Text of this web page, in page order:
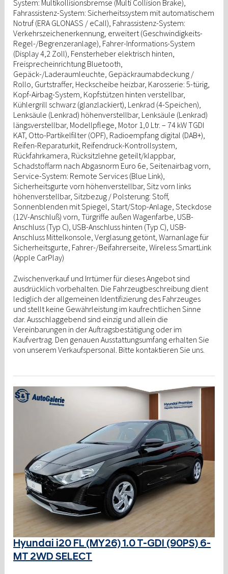
System: Multikollisionsbremse (Multi Collision Brake),
Fahrassistenz-System: Sicherheitssystem mit automatischem
Notruf (ERA GLONASS / eCall), Fahrassistenz-System:
Verkehrszeichenerkennung, erweitert (Geschwindigkeits-
Regel-/Begrenzeranlage), Fahrer-Informations-System
(Display 4,2 Zoll), Fensterheber elektrisch hinten,
Freisprecheinrichtung Bluetooth,
Gepäck-/Laderaumleuchte, Gepäckraumabdeckung /
Rollo, Gurtstraffer, Heckscheibe heizbar, Karosserie: 5-türig,
Kopf-Airbag-System, Kopfstützen hinten verstellbar,
Kühlergrill schwarz (glanzlackiert), Lenkrad (4-Speichen),
Lenksäule (Lenkrad) höhenverstellbar, Lenksäule (Lenkrad)
längsverstellbar, Modellpflege, Motor 1,0 Ltr. – 74 kW TGDI
KAT, Otto-Partikelfilter (OPF), Radioempfang digital (DAB+),
Reifen-Reparaturkit, Reifendruck-Kontrollsystem,
Rückfahrkamera, Rücksitzlehne geteilt/klappbar,
Schadstoffarm nach Abgasnorm Euro 6e, Seitenairbag vorn,
Service-System: Remote Services (Blue Link),
Sicherheitsgurte vorn höhenverstellbar, Sitz vorn links
höhenverstellbar, Sitzbezug / Polsterung: Stoff,
Sonnenblenden mit Spiegel, Start/Stop-Anlage, Steckdose
(12V-Anschluß) vorn, Türgriffe außen Wagenfarbe, USB-
Anschluss (Typ C), USB-Anschluss hinten (Typ C), USB-
Anschluss Mittelkonsole, Verglasung getönt, Warnanlage für
Sicherheitsgurte, Fahrer-/Beifahrerseite, Wireless SmartLink
(Apple CarPlay)
Zwischenverkauf und Irrtümer für dieses Angebot sind
ausdrücklich vorbehalten. Die Fahrzeugbeschreibung dient
lediglich der allgemeinen Identifizierung des Fahrzeuges
und stellt keine Gewährleistung im kaufrechtlichen Sinne
dar. Ausschlaggebend sind einzig und allein die
Vereinbarungen in der Auftragsbestätigung oder im
Kaufvertrag. Den genauen Ausstattungsumfang erhalten Sie
von unserem Verkaufspersonal. Bitte kontaktieren Sie uns.
Hyundai i20 FL (MY26) 1.0 T-GDI (90PS) 6-
MT 2WD SELECT